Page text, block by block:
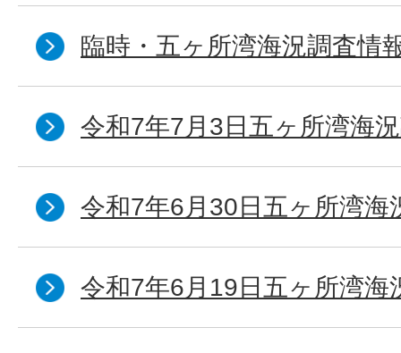
臨時・五ヶ所湾海況調査情
令和7年7月3日五ヶ所湾海
令和7年6月30日五ヶ所湾海
令和7年6月19日五ヶ所湾海